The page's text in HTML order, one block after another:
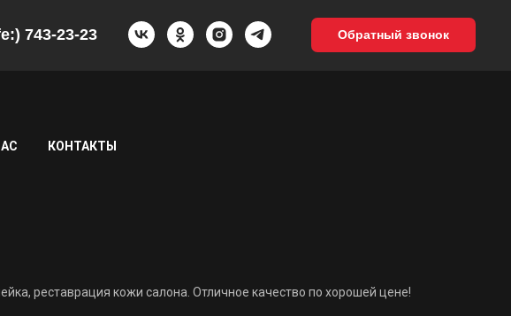
743-23-23 Обратный звонок
КОНТАКТЫ
реставрация кожи салона. Отличное качество по хорошей цене!